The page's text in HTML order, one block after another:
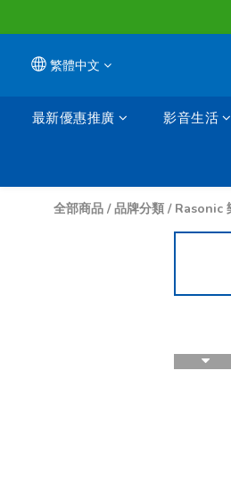
繁體中文
最新優惠推廣 影音生活
全部商品 /品牌分類 / Rasonic